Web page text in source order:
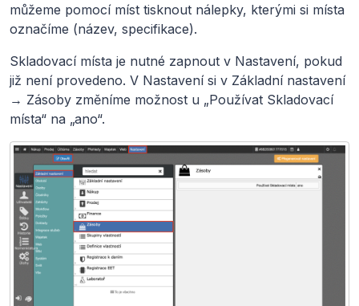
můžeme pomocí míst tisknout nálepky, kterými si místa
označíme (název, specifikace).
Skladovací místa je nutné zapnout v Nastavení, pokud
již není provedeno. V Nastavení si v Základní nastavení
→ Zásoby změníme možnost u „Používat Skladovací
místa“ na „ano“.